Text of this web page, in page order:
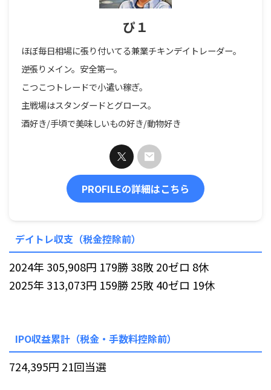
ぴ１
ほぼ毎日相場に張り付いてる兼業チキンデイトレーダー。
逆張りメイン。安全第一。
こつこつトレードで小遣い稼ぎ。
主戦場はスタンダードとグロース。
酒好き/手頃で美味しいもの好き/動物好き
PROFILEの詳細はこちら
デイトレ収支（税金控除前）
2024年 305,908円 179勝 38敗 20ゼロ 8休
2025年 313,073円 159勝 25敗 40ゼロ 19休
IPO収益累計（税金・手数料控除前）
724,395円 21回当選